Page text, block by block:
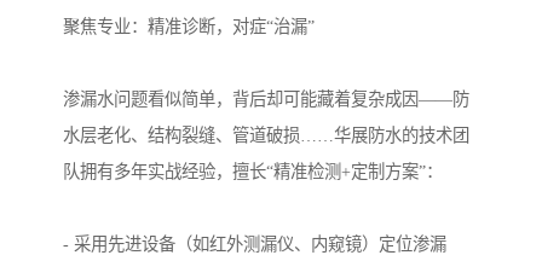
聚焦专业：精准诊断，对症“治漏”
渗漏水问题看似简单，背后却可能藏着复杂成因——防
水层老化、结构裂缝、管道破损……华展防水的技术团
队拥有多年实战经验，擅长“精准检测+定制方案”：
- 采用先进设备（如红外测漏仪、内窥镜）定位渗漏